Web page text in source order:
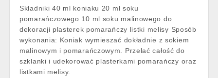
Składniki 40 ml koniaku 20 ml soku
pomarańczowego 10 ml soku malinowego do
dekoracji plasterek pomarańczy listki melisy Sposób
wykonania: Koniak wymieszać dokładnie z sokiem
malinowym i pomarańczowym. Przelać całość do
szklanki i udekorować plasterkami pomarańczy oraz
listkami melisy.